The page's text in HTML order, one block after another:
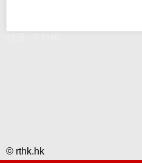
© rthk.hk